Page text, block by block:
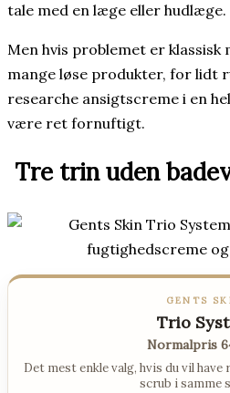
tale med en læge eller hudlæge.
Men hvis problemet er klassisk
mange løse produkter, for lidt
researche ansigtscreme i en
være ret fornuftigt.
Tre trin uden
GENTS
Trio
Normalpris
Det mest enkle valg, hvis du vil
scrub i samme